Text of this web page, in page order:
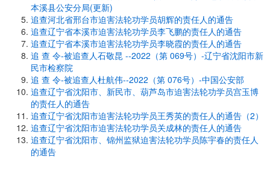
本溪县公安分局(更新)
追查河北省邢台市迫害法轮功学员胡辉的责任人的通告
追查辽宁省本溪市迫害法轮功学员李飞鹏的责任人的通告
追查辽宁省本溪市迫害法轮功学员李晓霞的责任人的通告
追 查 令-被追查人石敬昆 --2022（第 069号）-辽宁省沈阳市新
民市检察院
追 查 令-被追查人杜航伟--2022（第 076号）-中国公安部
追查辽宁省沈阳市、新民市、葫芦岛市迫害法轮功学员宫玉博
的责任人的通告
追查辽宁省沈阳市迫害法轮功学员王秀英的责任人的通告（2）
追查辽宁省沈阳市迫害法轮功学员关成林的责任人的通告
追查辽宁省沈阳市、锦州监狱迫害法轮功学员陈宇春的责任人
的通告